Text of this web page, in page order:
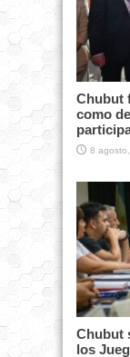
Chubut
como
8
Chubut
los